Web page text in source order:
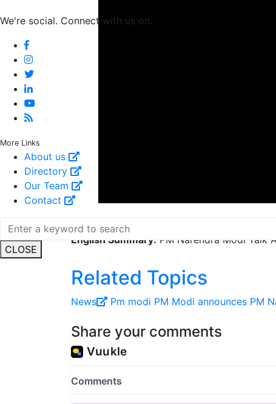
We're social. Connect with us on:
More Links
About us
Directory
Our Team
Contact
CLOSE
Published On:
English Summary: PM Narendra Modi Talk
Related Topics
News Pm modi PM Modi announces PM
Share your comments